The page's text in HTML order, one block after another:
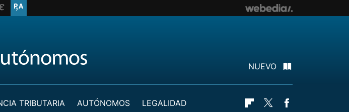
NUEVO
TRIBUTARIA AUTÓNOMOS
LEGALIDAD
Flipboard
Twitter